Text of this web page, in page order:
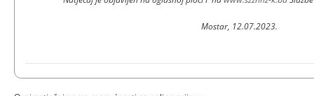
Mostar, 12.07.2023.